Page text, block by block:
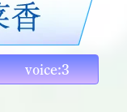
voice:3